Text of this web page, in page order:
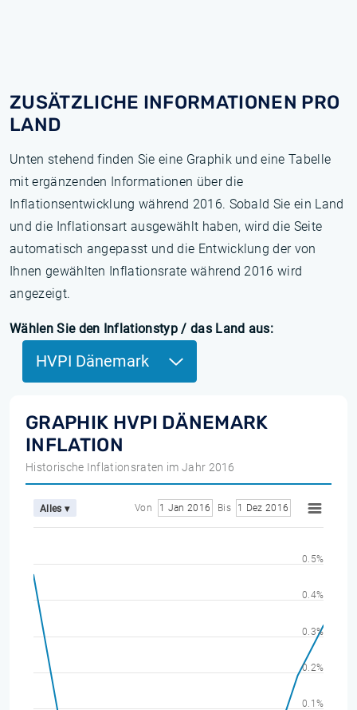
ZUSÄTZLICHE INFORMATIONEN PRO
LAND
Unten stehend finden Sie eine Graphik und eine Tabelle
mit ergänzenden Informationen über die
Inflationsentwicklung während 2016. Sobald Sie ein Land
und die Inflationsart ausgewählt haben, wird die Seite
automatisch angepasst und die Entwicklung der von
Ihnen gewählten Inflationsrate während 2016 wird
angezeigt.
Wählen Sie den Inflationstyp / das Land aus:
HVPI Dänemark
GRAPHIK HVPI DÄNEMARK
INFLATION
Historische Inflationsraten im Jahr 2016
Alles ▾ Von 1 Jan 2016 Bis 1 Dez 2016
0.1%
0.2%
0.3%
0.4%
0.5%